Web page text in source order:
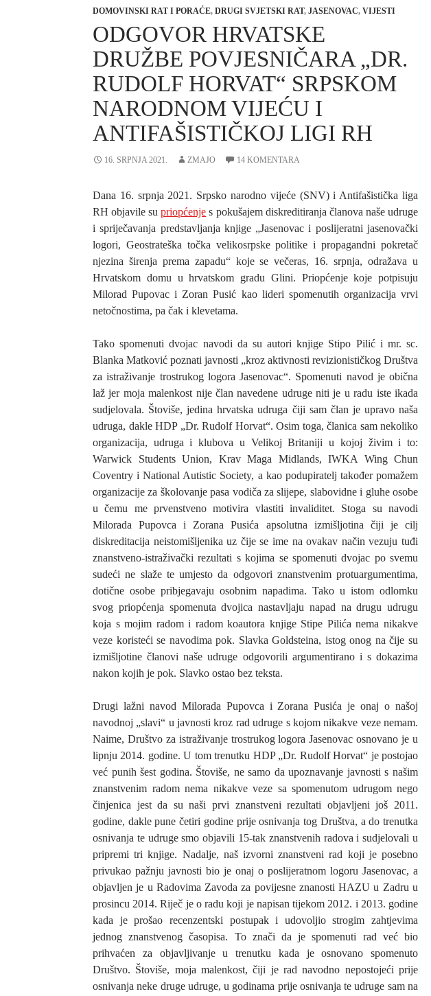
DOMOVINSKI RAT I PORAĆE, DRUGI SVJETSKI RAT, JASENOVAC, VIJESTI
ODGOVOR HRVATSKE
DRUŽBE POVJESNIČARA „DR.
RUDOLF HORVAT“ SRPSKOM
NARODNOM VIJEĆU I
ANTIFAŠISTIČKOJ LIGI RH
16. SRPNJA 2021. ZMAJO 14 KOMENTARA
Dana 16. srpnja 2021. Srpsko narodno vijeće (SNV) i Antifašistička liga
RH objavile supriopćenje s pokušajem diskreditiranja članova naše udruge
i spriječavanja predstavljanja knjige „Jasenovac i poslijeratni jasenovački
logori, Geostrateška točka velikosrpske politike i propagandni pokretač
njezina širenja prema zapadu“ koje se večeras, 16. srpnja, odražava u
Hrvatskom domu u hrvatskom gradu Glini. Priopćenje koje potpisuju
Milorad Pupovac i Zoran Pusić kao lideri spomenutih organizacija vrvi
netočnostima, pa čak i klevetama.
Tako spomenuti dvojac navodi da su autori knjige Stipo Pilić i mr. sc.
Blanka Matković poznati javnosti „kroz aktivnosti revizionističkog Društva
za istraživanje trostrukog logora Jasenovac“. Spomenuti navod je obična
laž jer moja malenkost nije član navedene udruge niti je u radu iste ikada
sudjelovala. Štoviše, jedina hrvatska udruga čiji sam član je upravo naša
udruga, dakle HDP „Dr. Rudolf Horvat“. Osim toga, članica sam nekoliko
organizacija, udruga i klubova u Velikoj Britaniji u kojoj živim i to:
Warwick Students Union, Krav Maga Midlands, IWKA Wing Chun
Coventry i National Autistic Society, a kao podupiratelj također pomažem
organizacije za školovanje pasa vodiča za slijepe, slabovidne i gluhe osobe
u čemu me prvenstveno motivira vlastiti invaliditet. Stoga su navodi
Milorada Pupovca i Zorana Pusića apsolutna izmišljotina čiji je cilj
diskreditacija neistomišljenika uz čije se ime na ovakav način vezuju tuđi
znanstveno-istraživački rezultati s kojima se spomenuti dvojac po svemu
sudeći ne slaže te umjesto da odgovori znanstvenim protuargumentima,
dotične osobe pribjegavaju osobnim napadima. Tako u istom odlomku
svog priopćenja spomenuta dvojica nastavljaju napad na drugu udrugu
koja s mojim radom i radom koautora knjige Stipe Pilića nema nikakve
veze koristeći se navodima pok. Slavka Goldsteina, istog onog na čije su
izmišljotine članovi naše udruge odgovorili argumentirano i s dokazima
nakon kojih je pok. Slavko ostao bez teksta.
Drugi lažni navod Milorada Pupovca i Zorana Pusića je onaj o našoj
navodnoj „slavi“ u javnosti kroz rad udruge s kojom nikakve veze nemam.
Naime, Društvo za istraživanje trostrukog logora Jasenovac osnovano je u
lipnju 2014. godine. U tom trenutku HDP „Dr. Rudolf Horvat“ je postojao
već punih šest godina. Štoviše, ne samo da upoznavanje javnosti s našim
znanstvenim radom nema nikakve veze sa spomenutom udrugom nego
činjenica jest da su naši prvi znanstveni rezultati objavljeni još 2011.
godine, dakle pune četiri godine prije osnivanja tog Društva, a do trenutka
osnivanja te udruge smo objavili 15-tak znanstvenih radova i sudjelovali u
pripremi tri knjige. Nadalje, naš izvorni znanstveni rad koji je posebno
privukao pažnju javnosti bio je onaj o poslijeratnom logoru Jasenovac, a
objavljen je u Radovima Zavoda za povijesne znanosti HAZU u Zadru u
prosincu 2014. Riječ je o radu koji je napisan tijekom 2012. i 2013. godine
kada je prošao recenzentski postupak i udovoljio strogim zahtjevima
jednog znanstvenog časopisa. To znači da je spomenuti rad već bio
prihvaćen za objavljivanje u trenutku kada je osnovano spomenuto
Društvo. Štoviše, moja malenkost, čiji je rad navodno nepostojeći prije
osnivanja neke druge udruge, u godinama prije osnivanja te udruge sam na